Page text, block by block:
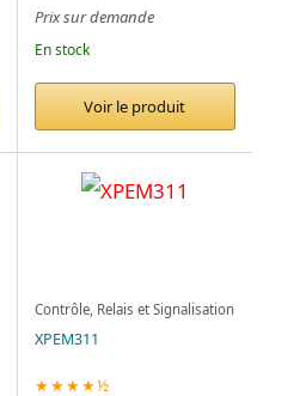
Prix sur demande
En stock
Voir le produit
Contrôle, Relais et Signalisation
XPEM311
★★★★½